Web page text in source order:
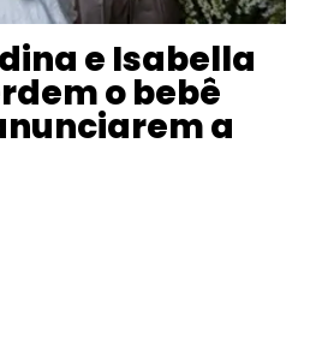
e Isabella
o bebê
a